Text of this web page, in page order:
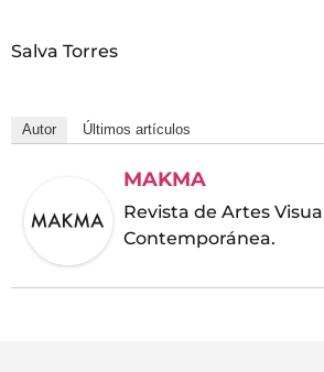
Salva Torres
Autor Últimos artículos
MAKMA
Revista de Artes
Contemporánea.